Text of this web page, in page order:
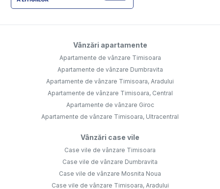
Vânzări apartamente
Apartamente de vânzare Timisoara
Apartamente de vânzare Dumbravita
Apartamente de vânzare Timisoara, Aradului
Apartamente de vânzare Timisoara, Central
Apartamente de vânzare Giroc
Apartamente de vânzare Timisoara, Ultracentral
Vânzări case vile
Case vile de vânzare Timisoara
Case vile de vânzare Dumbravita
Case vile de vânzare Mosnita Noua
Case vile de vânzare Timisoara, Aradului